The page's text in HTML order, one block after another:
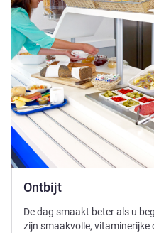
Ontbijt
De dag smaakt beter als u
zijn smaakvolle, vitaminerijke